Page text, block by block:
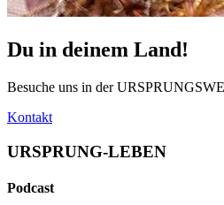
Du in deinem Land!
Besuche uns in der
Kontakt
URSPRUNG-LEBEN
Podcast